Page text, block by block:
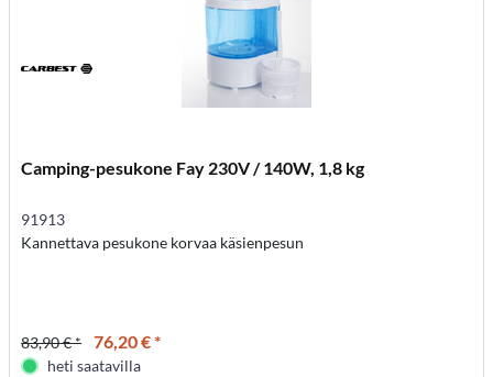
Camping-pesukone Fay 230V / 140W, 1,8 kg
91913
Kannettava pesukone korvaa käsienpesun
83,90 € * 76,20 € *
heti saatavilla